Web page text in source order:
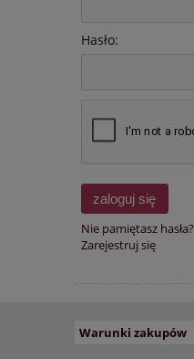
Hasło:
zaloguj się
Nie pamiętasz hasła?
Zarejestruj się
Warunki zakupów